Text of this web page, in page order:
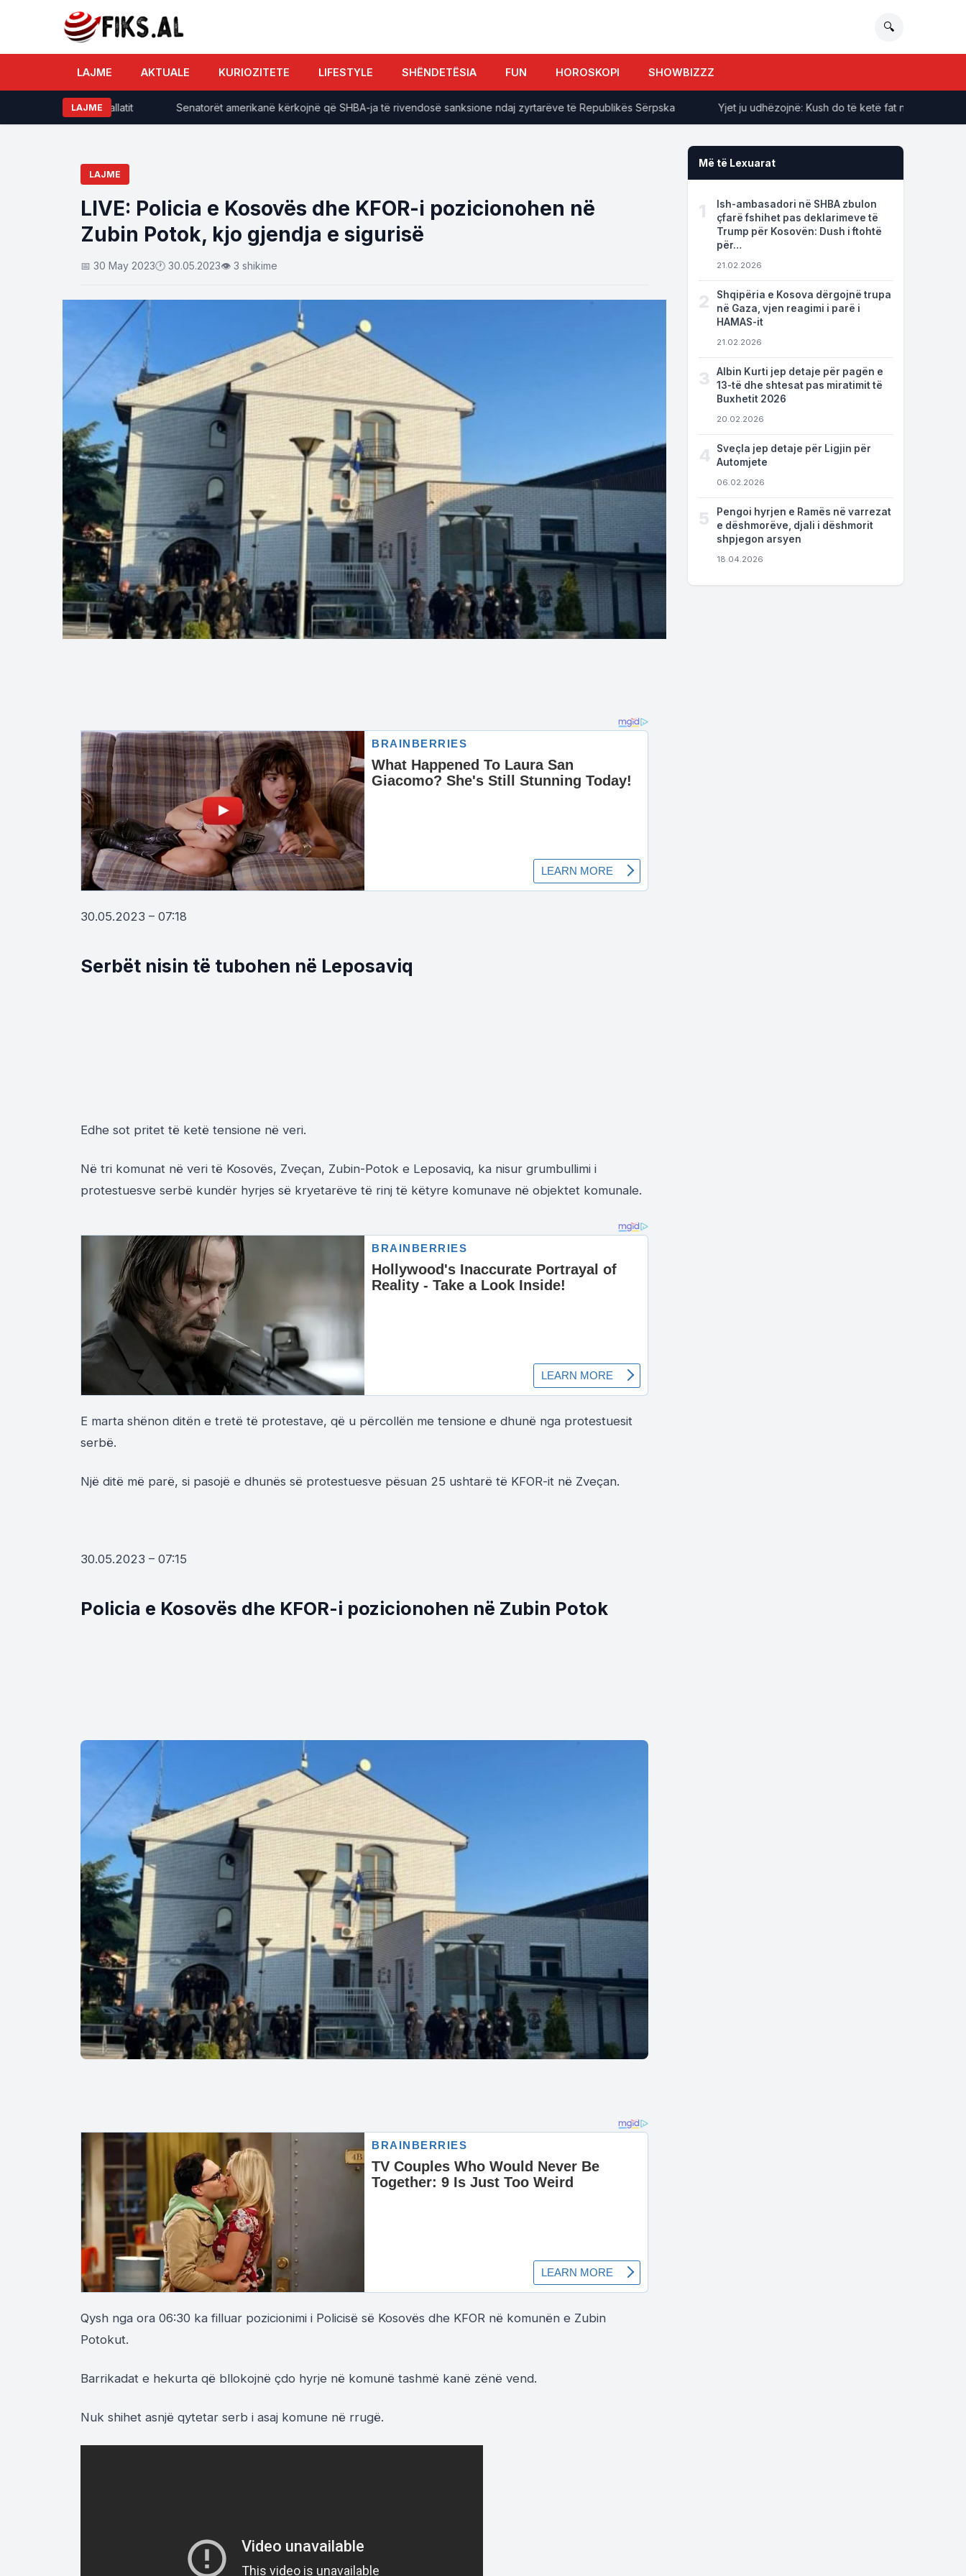
🔍
LAJME AKTUALE KURIOZITETE LIFESTYLE SHËNDETËSIA FUN HOROSKOPI SHOWBIZZZ
LAJME
godinës së pallatit ​Senatorët amerikanë kërkojnë që SHBA-ja të rivendosë sanksione ndaj zyrtarëve të Republikës Sërpska Yjet ju udhëzojnë: Kush do të ketë fat në dashuri dhe
LAJME
LIVE: Policia e Kosovës dhe KFOR-i pozicionohen në
Zubin Potok, kjo gjendja e sigurisë
📅 30 May 2023🕐 30.05.2023👁 3 shikime
30.05.2023 – 07:18
Serbët nisin të tubohen në Leposaviq
Edhe sot pritet të ketë tensione në veri.
Në tri komunat në veri të Kosovës, Zveçan, Zubin-Potok e Leposaviq, ka nisur grumbullimi i
protestuesve serbë kundër hyrjes së kryetarëve të rinj të këtyre komunave në objektet komunale.
E marta shënon ditën e tretë të protestave, që u përcollën me tensione e dhunë nga protestuesit
serbë.
Një ditë më parë, si pasojë e dhunës së protestuesve pësuan 25 ushtarë të KFOR-it në Zveçan.
30.05.2023 – 07:15
Policia e Kosovës dhe KFOR-i pozicionohen në Zubin Potok
Qysh nga ora 06:30 ka filluar pozicionimi i Policisë së Kosovës dhe KFOR në komunën e Zubin
Potokut.
Barrikadat e hekurta që bllokojnë çdo hyrje në komunë tashmë kanë zënë vend.
Nuk shihet asnjë qytetar serb i asaj komune në rrugë.
Më të Lexuarat
1
Ish-ambasadori në SHBA zbulon
çfarë fshihet pas deklarimeve të
Trump për Kosovën: Dush i ftohtë
për…
21.02.2026
2
Shqipëria e Kosova dërgojnë trupa
në Gaza, vjen reagimi i parë i
HAMAS-it
21.02.2026
3
Albin Kurti jep detaje për pagën e
13-të dhe shtesat pas miratimit të
Buxhetit 2026
20.02.2026
4
Sveçla jep detaje për Ligjin për
Automjete
06.02.2026
5
Pengoi hyrjen e Ramës në varrezat
e dëshmorëve, djali i dëshmorit
shpjegon arsyen
18.04.2026